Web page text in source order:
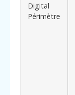
Digital
Périmètre